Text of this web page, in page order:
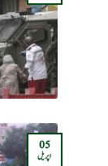
05
اپریل